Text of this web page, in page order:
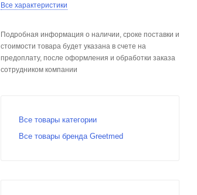
Все характеристики
Подробная информация о наличии, сроке поставки и
стоимости товара будет указана в счете на
предоплату, после оформления и обработки заказа
сотрудником компании
Все товары категории
Все товары бренда Greetmed